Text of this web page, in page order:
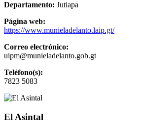
Departamento: Jutiapa
Página web:
https://www.munieladelanto.laip.gt/
Correo electrónico:
uipm@munieladelanto.gob.gt
Teléfono(s):
7823 5083
El Asintal